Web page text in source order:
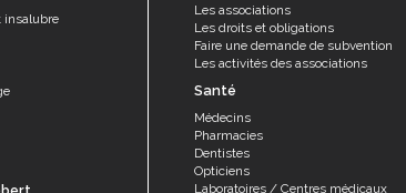
insalubre
Les associations
Les droits et obligations
Faire une demande de subvention
Les activités des associations
Santé
Médecins
Pharmacies
Dentistes
Opticiens
Laboratoires / Centres médicaux